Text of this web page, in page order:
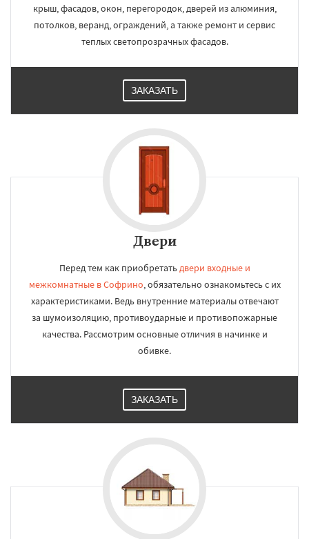
крыш, фасадов, окон, перегородок, дверей из алюминия,
потолков, веранд, ограждений, а также ремонт и сервис
теплых светопрозрачных фасадов.
ЗАКАЗАТЬ
Двери
Перед тем как приобретатьдвери входные и
межкомнатные в Софрино, обязательно ознакомьтесь с их
характеристиками. Ведь внутренние материалы отвечают
за шумоизоляцию, противоударные и противопожарные
качества. Рассмотрим основные отличия в начинке и
обивке.
ЗАКАЗАТЬ